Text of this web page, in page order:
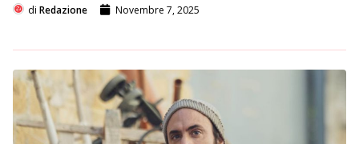
di Redazione Novembre 7, 2025